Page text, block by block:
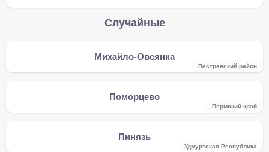
Случайные
Михайло-Овсянка
Пестравский район
Поморцево
Пермский край
Пинязь
Удмуртская Республика